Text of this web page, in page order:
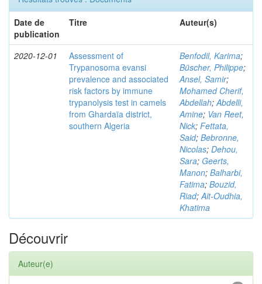
Date de
publication
Titre Auteur(s)
2020-12-01
Assessment of
Trypanosoma evansi
prevalence and associated
risk factors by immune
trypanolysis test in camels
from Ghardaïa district,
southern Algeria
Benfodil, Karima;
Büscher, Philippe;
Ansel, Samir;
Mohamed Cherif,
Abdellah;Abdelli,
Amine; Van Reet,
Nick; Fettata,
Said; Bebronne,
Nicolas; Dehou,
Sara; Geerts,
Manon; Balharbi,
Fatima; Bouzid,
Riad;Ait-Oudhia,
Khatima
Découvrir
Auteur(e)